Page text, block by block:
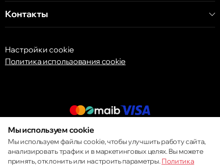
Контакты
Настройки cookie
Политика использования cookie
© 2013 – 2026 ECOM
Мы используем cookie
Мы используем файлы cookie, чтобы улучшить работу сайта,
анализировать трафик и в маркетинговых целях. Вы можете
принять, отклонить или настроить параметры.Политика